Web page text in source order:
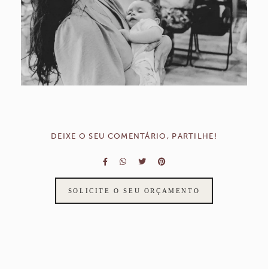
DEIXE O SEU COMENTÁRIO, PARTILHE!
SOLICITE O SEU ORÇAMENTO